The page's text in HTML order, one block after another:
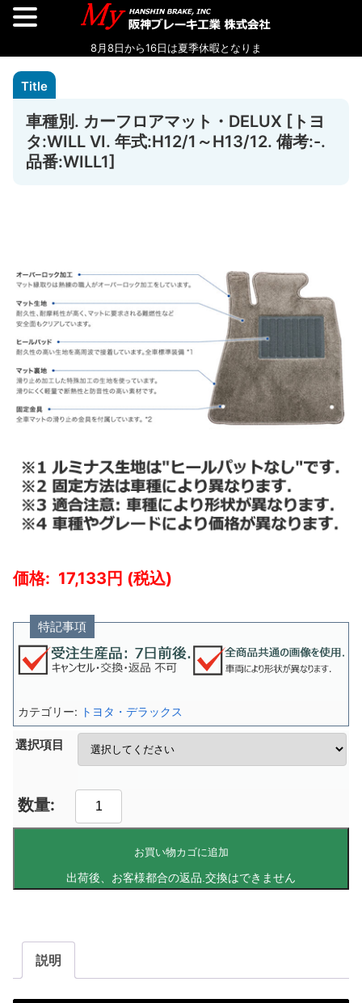
車種別. カーフロアマット・DELUX [トヨ
タ:WILL VI. 年式:H12/1～H13/12. 備考:-.
品番:WILL1]
17,133
特記事項
選択項目
お買い物カゴに追加
カテゴリー: トヨタ・デラックス
説明